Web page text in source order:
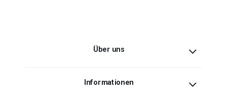
Über uns
Informationen